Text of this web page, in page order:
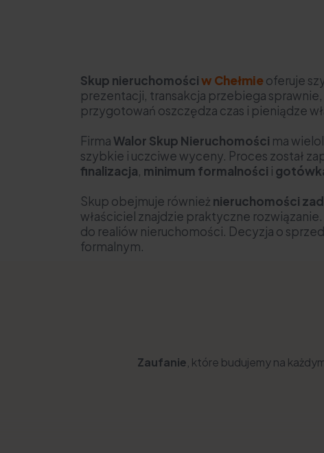
Skup nieruchomościw Chełmieoferuje
prezentacji, transakcja przebiega
przygotowań oszczędza czas i pieniądze
FirmaWalor Skup Nieruchomości ma
szybkie i uczciwe wyceny. Proces został
finalizacja, minimum formalności i
Skup obejmuje również nieruchomości
właściciel znajdzie praktyczne
do realiów nieruchomości. Decyzja o
formalnym.
Zaufanie , które budujemy na